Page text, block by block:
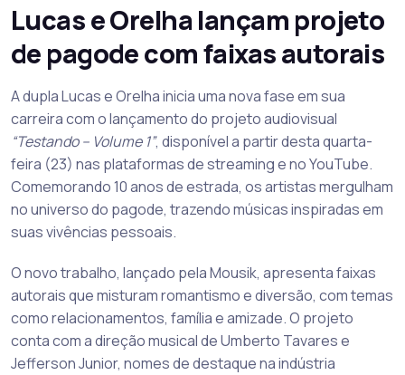
Lucas e Orelha lançam projeto
de pagode com faixas autorais
A dupla Lucas e Orelha inicia uma nova fase em sua
carreira com o lançamento do projeto audiovisual
“Testando – Volume 1”, disponível a partir desta quarta-
feira (23) nas plataformas de streaming e no YouTube.
Comemorando 10 anos de estrada, os artistas mergulham
no universo do pagode, trazendo músicas inspiradas em
suas vivências pessoais.
O novo trabalho, lançado pela Mousik, apresenta faixas
autorais que misturam romantismo e diversão, com temas
como relacionamentos, família e amizade. O projeto
conta com a direção musical de Umberto Tavares e
Jefferson Junior, nomes de destaque na indústria